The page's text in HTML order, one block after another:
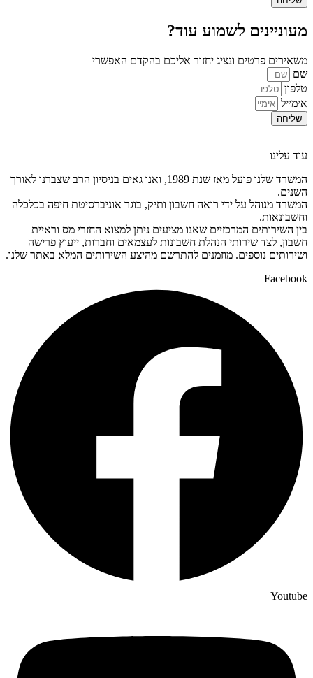
מעוניינים לשמוע עוד?
משאירים פרטים ונציג יחזור אליכם בהקדם האפשרי
שם
טלפון
אימייל
שליחה
עוד עלינו
המשרד שלנו פועל מאז שנת 1989, ואנו גאים בניסיון הרב שצברנו לאורך
השנים.
המשרד מנוהל על ידי רואה חשבון ותיק, בוגר אוניברסיטת חיפה בכלכלה
וחשבונאות.
בין השירותים המרכזיים שאנו מציעים ניתן למצוא החזרי מס וראיית
חשבון, לצד שירותי הנהלת חשבונות לעצמאים וחברות, ייעוץ פרישה
ושירותים נוספים. מוזמנים להתרשם מהיצע השירותים המלא באתר שלנו.
Facebook
Youtube